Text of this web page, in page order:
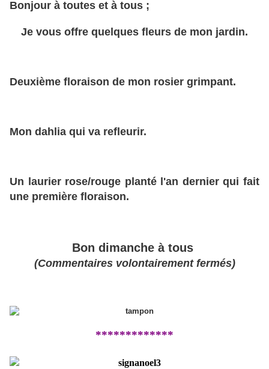
Bonjour à toutes et à tous ;
Je vous offre quelques fleurs de mon jardin.
Deuxième floraison de mon rosier grimpant.
Mon dahlia qui va refleurir.
Un laurier rose/rouge planté l'an dernier qui fait
une première floraison.
Bon dimanche à tous
(Commentaires volontairement fermés)
*************